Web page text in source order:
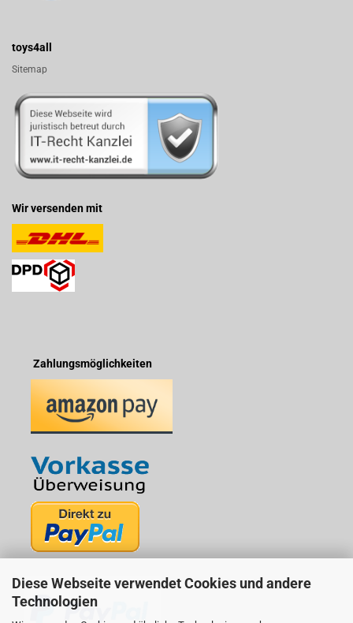
Diese Webseite verwendet Cookies und andere
Technologien
toys4all
Sitemap
Wir versenden mit
Zahlungsmöglichkeiten